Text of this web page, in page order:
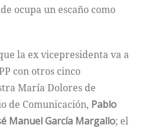
ocupa un escaño como
la ex vicepresidenta va a
con otros cinco
María Dolores de
de Comunicación, Pablo
Manuel García Margallo; el